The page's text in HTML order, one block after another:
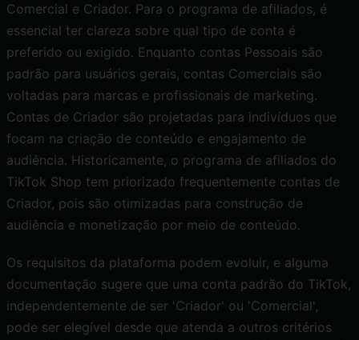
Comercial e Criador. Para o programa de afiliados, é
essencial ter clareza sobre qual tipo de conta é
preferido ou exigido. Enquanto contas Pessoais são
padrão para usuários gerais, contas Comerciais são
voltadas para marcas e profissionais de marketing.
Contas de Criador são projetadas para indivíduos que
focam na criação de conteúdo e engajamento de
audiência. Historicamente, o programa de afiliados do
TikTok Shop tem priorizado frequentemente contas de
Criador, pois são otimizadas para construção de
audiência e monetização por meio de conteúdo.
Os requisitos da plataforma podem evoluir, e alguma
documentação sugere que uma conta padrão do TikTok,
independentemente de ser 'Criador' ou 'Comercial',
pode ser elegível desde que atenda a outros critérios